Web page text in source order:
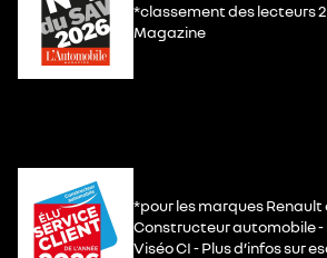
*classement des lecteurs
Magazine
*pour les marques
Constructeur automobile -
Viséo CI - Plus d’infos sur